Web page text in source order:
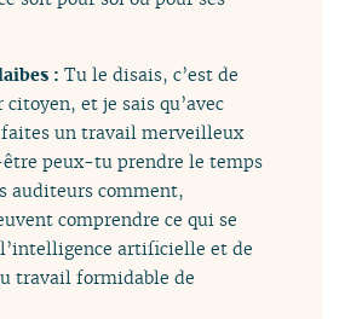
:Tu le disais, c’est de
et je sais qu’avec
faites un travail merveilleux
peux-tu prendre le temps
auditeurs comment,
comprendre ce qui se
artificielle et de
travail formidable de